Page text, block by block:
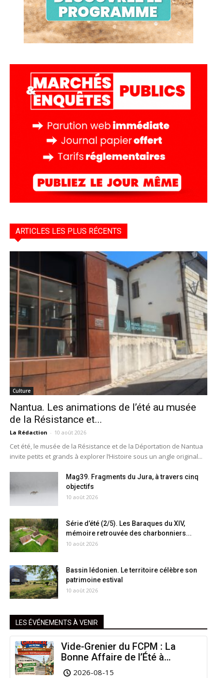
ARTICLES LES PLUS RÉCENTS
Culture
Nantua. Les animations de l’été au musée
de la Résistance et...
La Rédaction - 10 août 2026
Cet été, le musée de la Résistance et de la Déportation de Nantua
invite petits et grands à explorer l’Histoire sous un angle original...
Mag39. Fragments du Jura, à travers cinq
objectifs
10 août 2026
Série d’été (2/5). Les Baraques du XIV,
mémoire retrouvée des charbonniers...
10 août 2026
Bassin lédonien. Le territoire célèbre son
patrimoine estival
10 août 2026
LES ÉVÉNEMENTS À VENIR
Vide-Grenier du FCPM : La
Bonne Affaire de l’Été à
Arinthod !
2026-08-15